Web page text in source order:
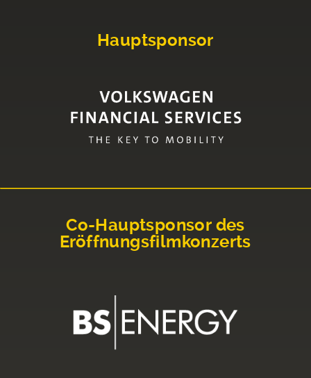
Hauptsponsor
Co-Hauptsponsor des
Eröffnungsfilmkonzerts